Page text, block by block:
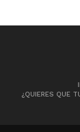
¿QUIERES QUE